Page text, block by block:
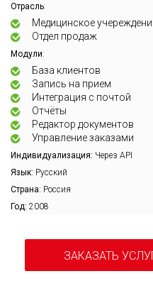
Отрасль:
Медицинское
Отдел продаж
Модули:
База клиентов
Запись на прием
Интеграция с почтой
Отчёты
Редактор документов
Управление заказами
Индивидуализация: Через API
Язык: Русский
Страна: Россия
Год: 2008
ЗАКАЗАТЬ